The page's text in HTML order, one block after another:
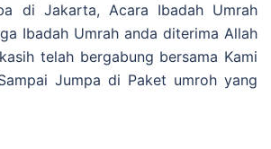
di Jakarta, Acara Ibadah Umrah
Ibadah Umrah anda diterima Allah
telah bergabung bersama Kami
Jumpa di Paket umroh yang